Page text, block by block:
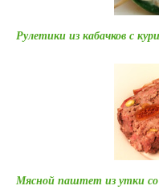
Рулетики из кабачков с
Мясной паштет из утки